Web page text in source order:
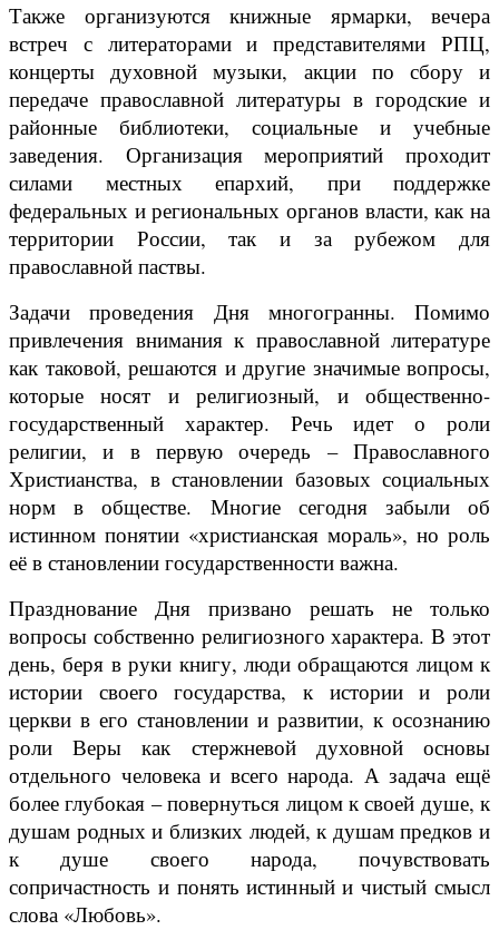
Также организуются книжные ярмарки, вечера
встреч с литераторами и представителями РПЦ,
концерты духовной музыки, акции по сбору и
передаче православной литературы в городские и
районные библиотеки, социальные и учебные
заведения. Организация мероприятий проходит
силами местных епархий, при поддержке
федеральных и региональных органов власти, как на
территории России, так и за рубежом для
православной паствы.
Задачи проведения Дня многогранны. Помимо
привлечения внимания к православной литературе
как таковой, решаются и другие значимые вопросы,
которые носят и религиозный, и общественно-
государственный характер. Речь идет о роли
религии, и в первую очередь – Православного
Христианства, в становлении базовых социальных
норм в обществе. Многие сегодня забыли об
истинном понятии «христианская мораль», но роль
её в становлении государственности важна.
Празднование Дня призвано решать не только
вопросы собственно религиозного характера. В этот
день, беря в руки книгу, люди обращаются лицом к
истории своего государства, к истории и роли
церкви в его становлении и развитии, к осознанию
роли Веры как стержневой духовной основы
отдельного человека и всего народа. А задача ещё
более глубокая – повернуться лицом к своей душе, к
душам родных и близких людей, к душам предков и
к душе своего народа, почувствовать
сопричастность и понять истинный и чистый смысл
слова «Любовь».